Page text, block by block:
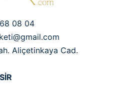
08 04
Aliçetinkaya Cad.